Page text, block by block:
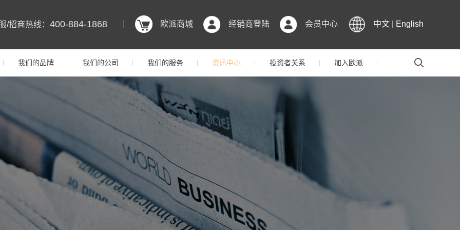
中文 English
会员中心
经销商登陆
欧派商城
/招商热线： 400-884-1868
我们的品牌 我们的公司 我们的服务 资讯中心 投资者关系 加入欧派